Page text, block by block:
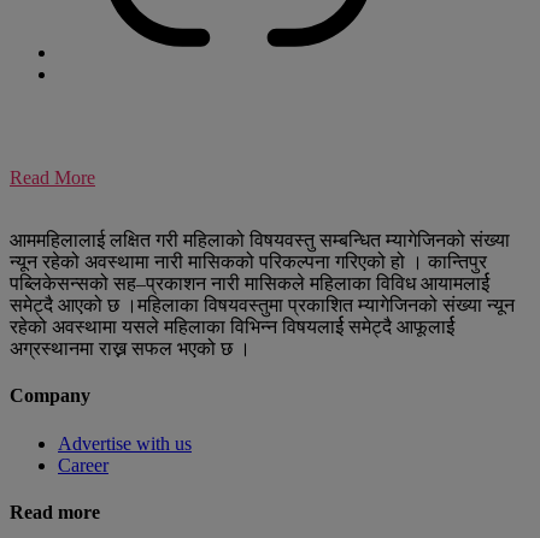
Read More
आममहिलालाई लक्षित गरी महिलाको विषयवस्तु सम्बन्धित म्यागेजिनको संख्या
न्यून रहेको अवस्थामा नारी मासिकको परिकल्पना गरिएको हो । कान्तिपुर
पब्लिकेसन्सको सह–प्रकाशन नारी मासिकले महिलाका विविध आयामलार्ई
समेट्दै आएको छ ।महिलाका विषयवस्तुमा प्रकाशित म्यागेजिनको संख्या न्यून
रहेको अवस्थामा यसले महिलाका विभिन्न विषयलार्ई समेट्दै आफूलार्ई
अग्रस्थानमा राख्न सफल भएको छ ।
Company
Advertise with us
Career
Read more